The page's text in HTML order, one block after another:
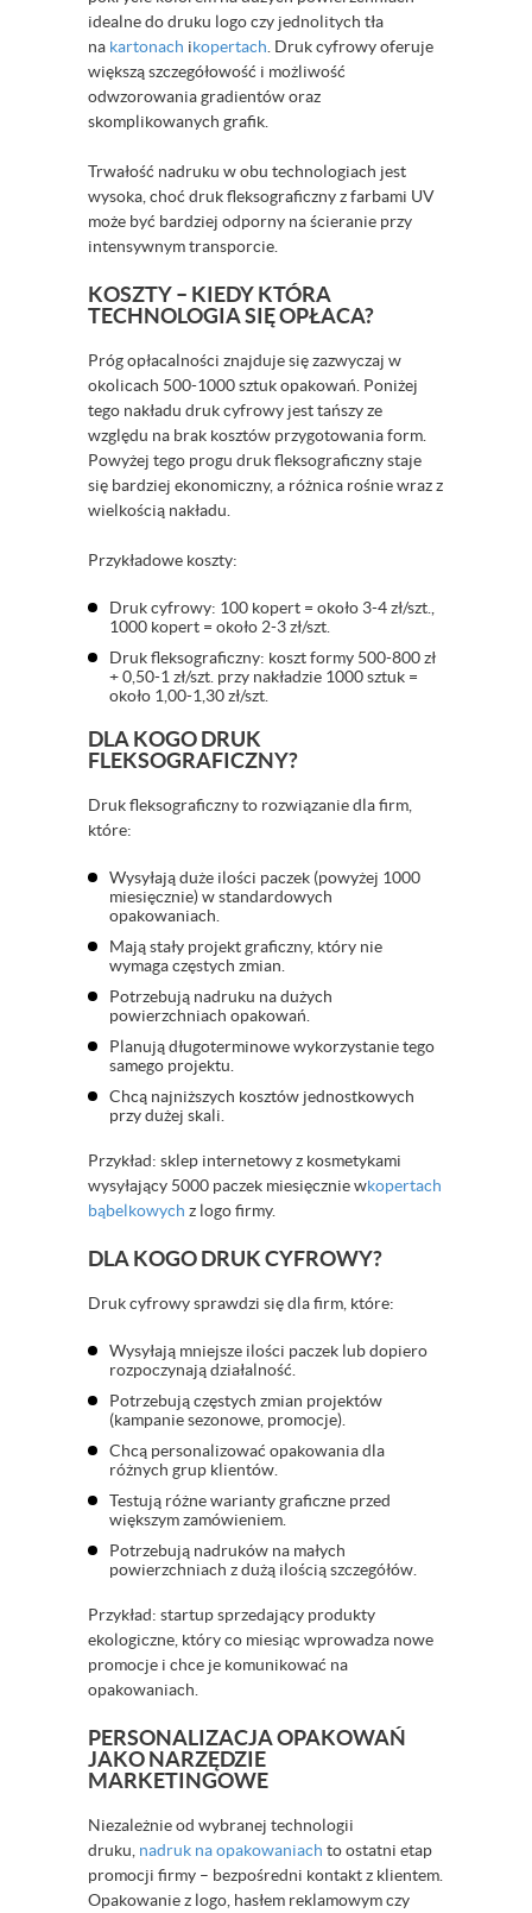
idealne do druku logo czy jednolitych tła
na kartonach ikopertach . Druk cyfrowy oferuje
większą szczegółowość i możliwość
odwzorowania gradientów oraz
skomplikowanych grafik.
Trwałość nadruku w obu technologiach jest
wysoka, choć druk fleksograficzny z farbami UV
może być bardziej odporny na ścieranie przy
intensywnym transporcie.
KOSZTY – KIEDY KTÓRA
TECHNOLOGIA SIĘ OPŁACA?
Próg opłacalności znajduje się zazwyczaj w
okolicach 500-1000 sztuk opakowań. Poniżej
tego nakładu druk cyfrowy jest tańszy ze
względu na brak kosztów przygotowania form.
Powyżej tego progu druk fleksograficzny staje
się bardziej ekonomiczny, a różnica rośnie wraz z
wielkością nakładu.
Przykładowe koszty:
Druk cyfrowy: 100 kopert = około 3-4 zł/szt.,
1000 kopert = około 2-3 zł/szt.
Druk fleksograficzny: koszt formy 500-800 zł
+ 0,50-1 zł/szt. przy nakładzie 1000 sztuk =
około 1,00-1,30 zł/szt.
DLA KOGO DRUK
FLEKSOGRAFICZNY?
Druk fleksograficzny to rozwiązanie dla firm,
które:
Wysyłają duże ilości paczek (powyżej 1000
miesięcznie) w standardowych
opakowaniach.
Mają stały projekt graficzny, który nie
wymaga częstych zmian.
Potrzebują nadruku na dużych
powierzchniach opakowań.
Planują długoterminowe wykorzystanie tego
samego projektu.
Chcą najniższych kosztów jednostkowych
przy dużej skali.
Przykład: sklep internetowy z kosmetykami
wysyłający 5000 paczek miesięcznie wkopertach
bąbelkowych z logo firmy.
DLA KOGO DRUK CYFROWY?
Druk cyfrowy sprawdzi się dla firm, które:
Wysyłają mniejsze ilości paczek lub dopiero
rozpoczynają działalność.
Potrzebują częstych zmian projektów
(kampanie sezonowe, promocje).
Chcą personalizować opakowania dla
różnych grup klientów.
Testują różne warianty graficzne przed
większym zamówieniem.
Potrzebują nadruków na małych
powierzchniach z dużą ilością szczegółów.
Przykład: startup sprzedający produkty
ekologiczne, który co miesiąc wprowadza nowe
promocje i chce je komunikować na
opakowaniach.
PERSONALIZACJA OPAKOWAŃ
JAKO NARZĘDZIE
MARKETINGOWE
Niezależnie od wybranej technologii
druku, nadruk na opakowaniach to ostatni etap
promocji firmy – bezpośredni kontakt z klientem.
Opakowanie z logo, hasłem reklamowym czy